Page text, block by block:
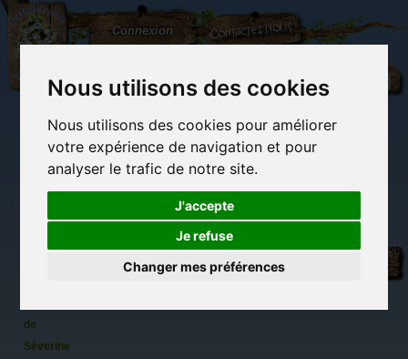
Nous utilisons des cookies
Nous utilisons des cookies pour améliorer
votre expérience de navigation et pour
analyser le trafic de notre site.
J'accepte
Je refuse
Changer mes préférences
L'Arbre
aux
100.000
Connexion Contactez-nous
(vide)
Librairie des
Carterie
originale
Activités
détente et jeux
Objets déco et
de
Séverine